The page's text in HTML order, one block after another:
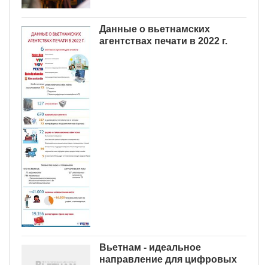
Данные о вьетнамских
агентствах печати в 2022 г.
Вьетнам - идеальное
направление для цифровых